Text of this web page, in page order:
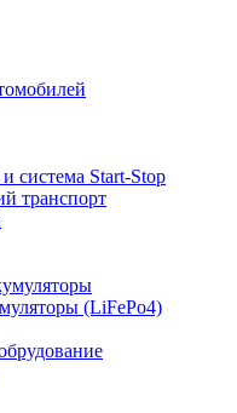
система Start-Stop
транспорт
(LiFePo4)